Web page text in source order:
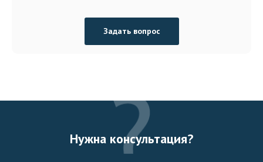
Задать вопрос
Нужна консультация?